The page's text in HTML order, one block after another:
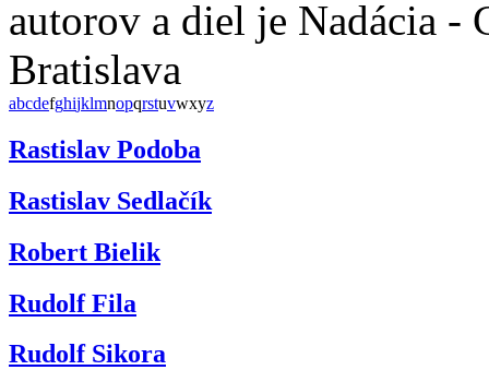
autorov a diel je Nadácia -
Bratislava
abcdefghijklmnopqrstuvwxyz
Rastislav Podoba
Rastislav Sedlačík
Robert Bielik
Rudolf Fila
Rudolf Sikora